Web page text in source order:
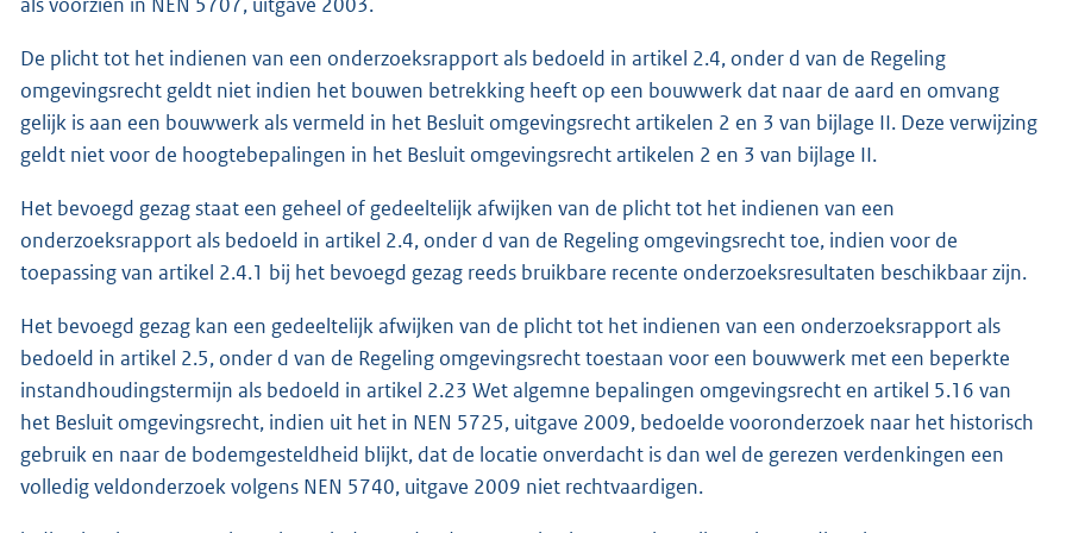
De plicht tot het indienen van een onderzoeksrapport als bedoeld in artikel 2.4, onder d van de Regeling
omgevingsrecht geldt niet indien het bouwen betrekking heeft op een bouwwerk dat naar de aard en omvang
gelijk is aan een bouwwerk als vermeld in het Besluit omgevingsrecht artikelen 2 en 3 van bijlage II. Deze verwijzing
geldt niet voor de hoogtebepalingen in het Besluit omgevingsrecht artikelen 2 en 3 van bijlage II.
Het bevoegd gezag staat een geheel of gedeeltelijk afwijken van de plicht tot het indienen van een
onderzoeksrapport als bedoeld in artikel 2.4, onder d van de Regeling omgevingsrecht toe, indien voor de
toepassing van artikel 2.4.1 bij het bevoegd gezag reeds bruikbare recente onderzoeksresultaten beschikbaar zijn.
Het bevoegd gezag kan een gedeeltelijk afwijken van de plicht tot het indienen van een onderzoeksrapport als
bedoeld in artikel 2.5, onder d van de Regeling omgevingsrecht toestaan voor een bouwwerk met een beperkte
instandhoudingstermijn als bedoeld in artikel 2.23 Wet algemne bepalingen omgevingsrecht en artikel 5.16 van
het Besluit omgevingsrecht, indien uit het in NEN 5725, uitgave 2009, bedoelde vooronderzoek naar het historisch
gebruik en naar de bodemgesteldheid blijkt, dat de locatie onverdacht is dan wel de gerezen verdenkingen een
volledig veldonderzoek volgens NEN 5740, uitgave 2009 niet rechtvaardigen.